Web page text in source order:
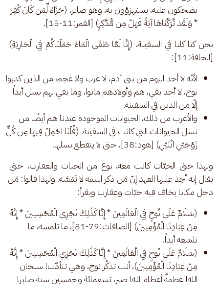
يضحكون عليه، يستهزؤون به، وهو صابر، (جَزَاءً لِّمَن كَانَ كُفِرَ
* وَلَقَد تَّرَكْنَاهَا آيَةً فَهَلْ مِن مُّدَّكِرٍ) [القمر:11-15].
نحن كنا كلنا في السفينة، (إِنَّا لَمَّا طَغَى الْمَاءُ حَمَلْنَاكُمْ فِي الْجَارِيَةِ)
[الحاقة:11]:
لأنّه لا أحد اليوم من بني آدم، لا عرب ولا عجم، من الذين كذبوا
نوح، لا أحد بقي، هم وأولادهم ماتوا، وما بقي لهم نسل أبداً
إلّا من الذين في السفينة.
والأغرب من ذلك، الحيوانات الموجودة عندنا هم أيضًا من
نسل الحيوانات التي كانت في السفينة. (قُلْنَا احْمِلْ فِيهَا مِن كُلٍّ
زَوْجَيْنِ اثْنَيْنِ) [هود:38]، حتى لا ينقطع نسلها.
ولهذا حتى الحيّات كانت معه، نوع من الحيات والعقارب، حتى
يقال إنه أخِذ عليها العهد إنّ مَن ذكر اسمه لا تَمَسَّه. ولهذا قالوا: مَن
دخل مكانا يخاف فيه حيّات وعقارب ويقرأ:
(سَلَامٌ عَلَىٰ نُوحٍ فِي الْعَالَمِينَ * إِنَّا كَذَٰلِكَ نَجْزِي الْمُحْسِنِينَ * إِنَّهُ
مِنْ عِبَادِنَا الْمُؤْمِنِينَ) [الصافات:79-81]، ما تلمسه، ما
تلسَعه أبداً.
(سَلَامٌ عَلَىٰ نُوحٍ فِي الْعَالَمِينَ * إِنَّا كَذَٰلِكَ نَجْزِي الْمُحْسِنِينَ * إِنَّهُ
مِنْ عِبَادِنَا الْمُؤْمِنِينَ)، أنت تذكُر نوح، وهي تتأدّب! سبحان
الله! عظمةٌ أعطاه الله! صبر، تسعمائة وخمسين سنة صابر!